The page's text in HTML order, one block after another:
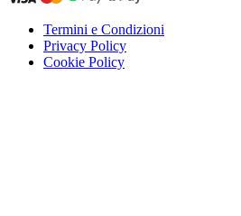
Termini e Condizioni
Privacy Policy
Cookie Policy